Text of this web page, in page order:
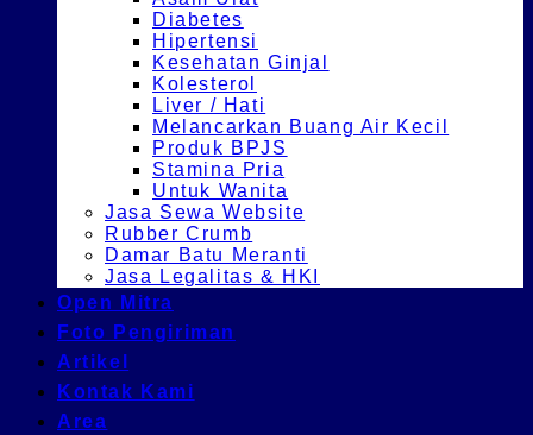
Diabetes
Hipertensi
Kesehatan Ginjal
Kolesterol
Liver / Hati
Melancarkan Buang Air Kecil
Produk BPJS
Stamina Pria
Untuk Wanita
Jasa Sewa Website
Rubber Crumb
Damar Batu Meranti
Jasa Legalitas & HKI
Open Mitra
Foto Pengiriman
Artikel
Kontak Kami
Area